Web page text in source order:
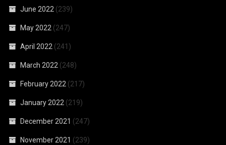
June 2022 (239)
May 2022 (247)
April 2022 (241)
March 2022 (248)
February 2022 (217)
January 2022 (219)
December 2021 (247)
November 2021 (239)